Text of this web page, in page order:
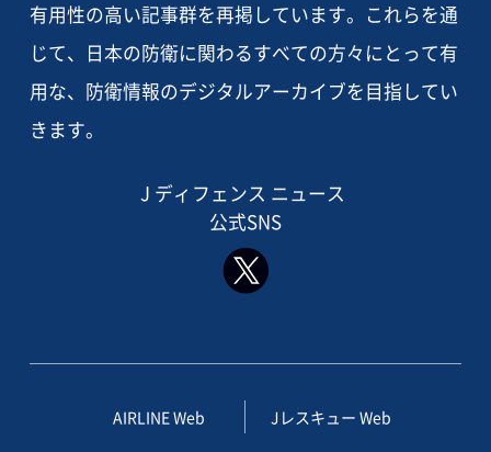
有用性の高い記事群を再掲しています。これらを通
じて、日本の防衛に関わるすべての方々にとって有
用な、防衛情報のデジタルアーカイブを目指してい
きます。
J ディフェンス ニュース
公式SNS
AIRLINE Web Jレスキュー Web